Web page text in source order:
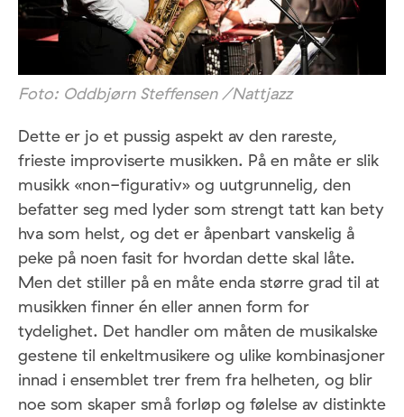
Foto: Oddbjørn Steffensen /Nattjazz
Dette er jo et pussig aspekt av den rareste,
frieste improviserte musikken. På en måte er slik
musikk «non-figurativ» og uutgrunnelig, den
befatter seg med lyder som strengt tatt kan bety
hva som helst, og det er åpenbart vanskelig å
peke på noen fasit for hvordan dette skal låte.
Men det stiller på en måte enda større grad til at
musikken finner én eller annen form for
tydelighet. Det handler om måten de musikalske
gestene til enkeltmusikere og ulike kombinasjoner
innad i ensemblet trer frem fra helheten, og blir
noe som skaper små forløp og følelse av distinkte